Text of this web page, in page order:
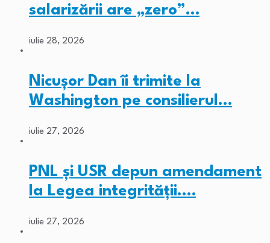
salarizării are „zero”…
iulie 28, 2026
Nicușor Dan îi trimite la
Washington pe consilierul…
iulie 27, 2026
PNL și USR depun amendament
la Legea integrității.…
iulie 27, 2026